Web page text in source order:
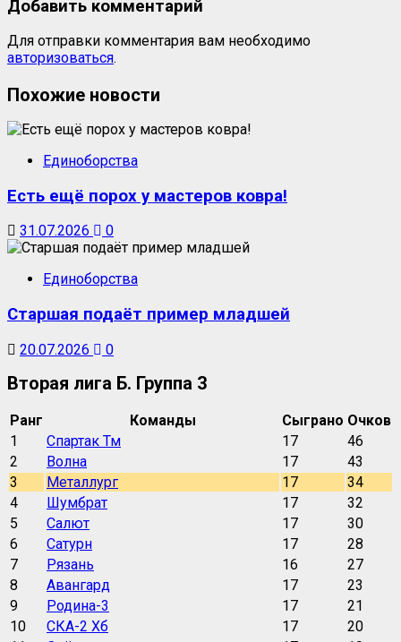
Добавить комментарий
Для отправки комментария вам необходимо
авторизоваться.
Похожие новости
Единоборства
Есть ещё порох у мастеров ковра!
31.07.2026 0
Единоборства
Старшая подаёт пример младшей
20.07.2026 0
Вторая лига Б. Группа 3
Ранг Команды Сыграно Очков
1
Спартак Тм 17
46
2
Волна 17
43
3
Металлург 17
34
4
Шумбрат 17
32
5
Салют 17
30
6
Сатурн 17
28
7
Рязань 16
27
8
Авангард 17
23
9
Родина-3 17
21
10
СКА-2 Хб 17
20